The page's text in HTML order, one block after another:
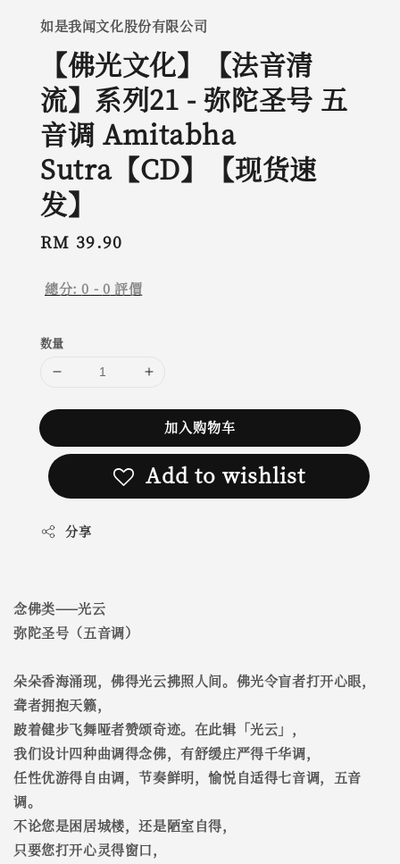
如是我闻文化股份有限公司
【佛光文化】【法音清
流】系列21 - 弥陀圣号 五
音调 Amitabha
Sutra【CD】【现货速
发】
Regular
RM 39.90
總分:0 - 0 評價
数量
加入购物车
Add to wishlist
分享
念佛类——光云
弥陀圣号（五音调）
朵朵香海涌现，佛得光云拂照人间。佛光令盲者打开心眼，
聋者拥抱天籁，
跛着健步飞舞哑者赞颂奇迹。在此辑「光云」，
我们设计四种曲调得念佛，有舒缓庄严得千华调，
任性优游得自由调，节奏鲜明，愉悦自适得七音调，五音
调。
不论您是困居城楼，还是陋室自得，
只要您打开心灵得窗口，